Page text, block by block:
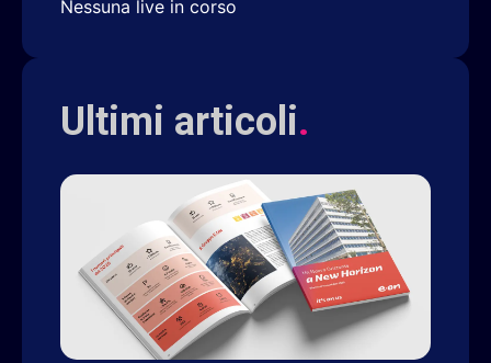
Nessuna live in corso
Ultimi articoli.